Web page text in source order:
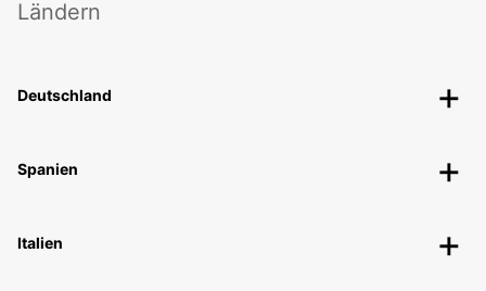
Ländern
Deutschland
Spanien
Italien